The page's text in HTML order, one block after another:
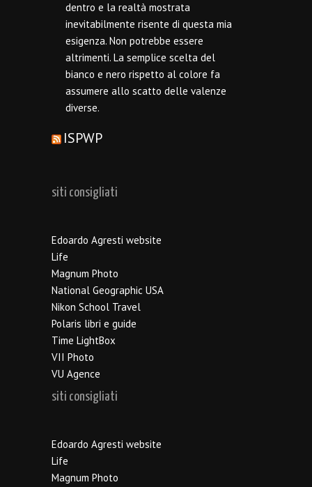
dentro e la realtà mostrata
inevitabilmente risente di questa mia
esigenza. Non potrebbe essere
altrimenti. La semplice scelta del
bianco e nero rispetto al colore fa
assumere allo scatto delle valenze
diverse.
ISPWP
siti consigliati
Edoardo Agresti website
Life
Magnum Photo
National Geographic USA
Nikon School Travel
Polaris libri e guide
Time LightBox
VII Photo
VU Agence
siti consigliati
Edoardo Agresti website
Life
Magnum Photo